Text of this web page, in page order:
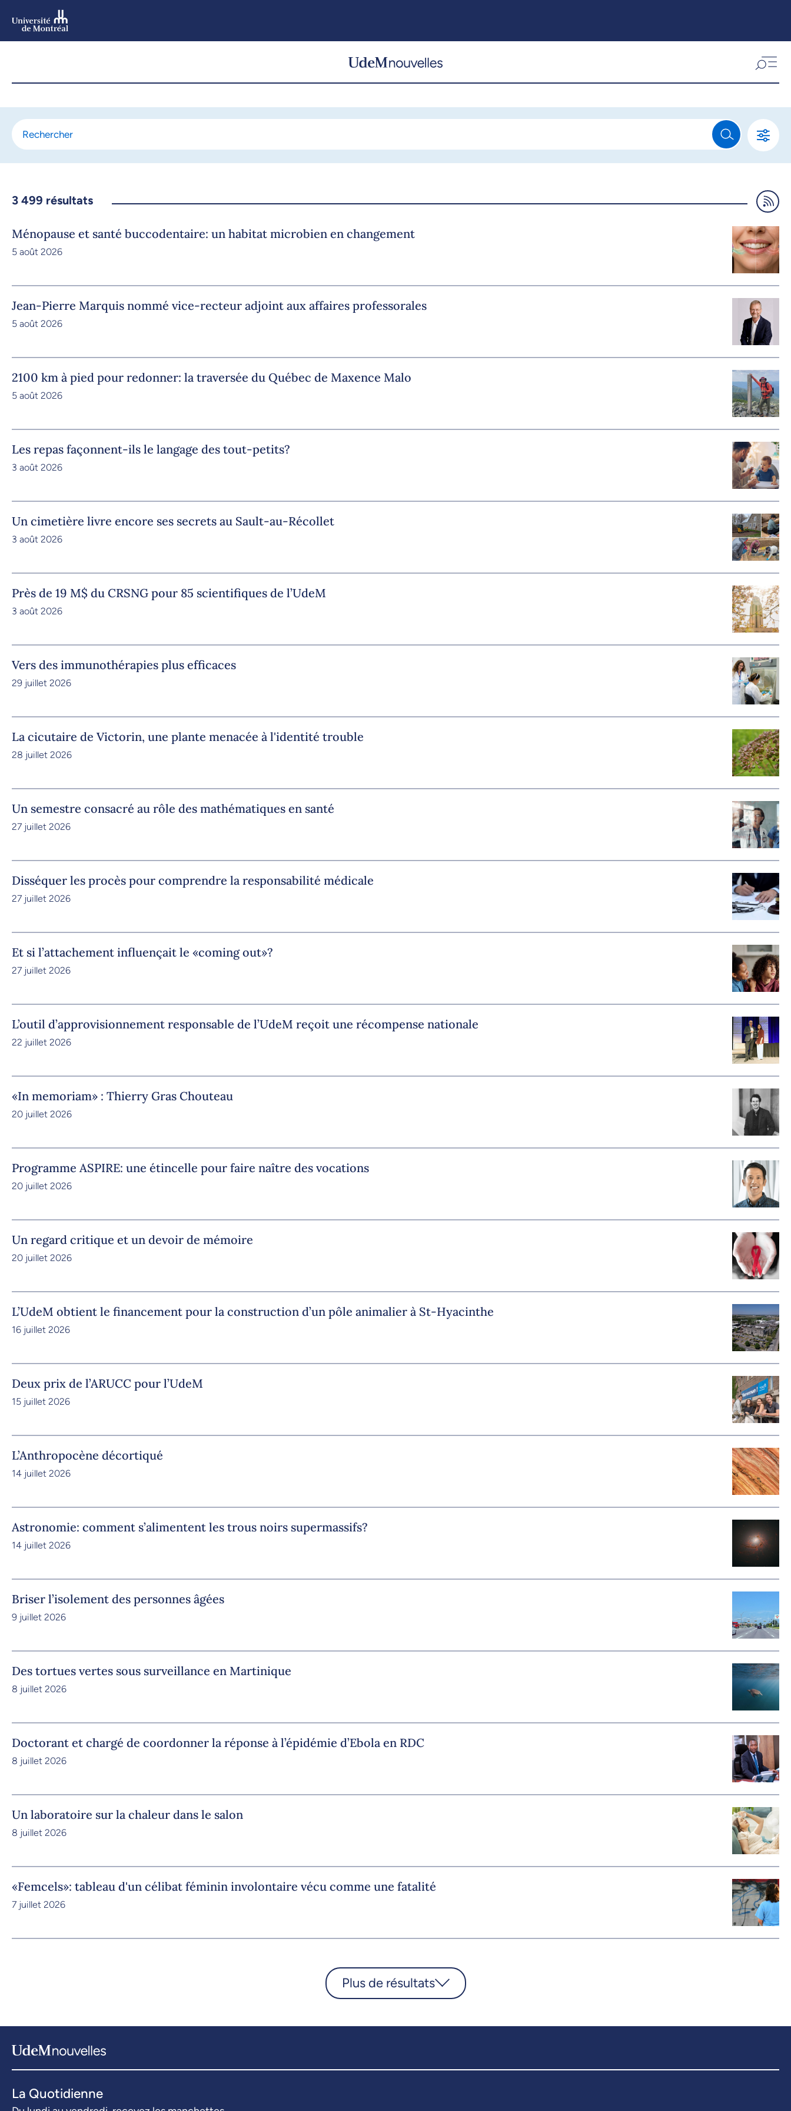
3 499 résultats
Ménopause et santé buccodentaire: un habitat microbien en changement
5 août 2026
Jean-Pierre Marquis nommé vice-recteur adjoint aux affaires professorales
5 août 2026
2100 km à pied pour redonner: la traversée du Québec de Maxence Malo
5 août 2026
Les repas façonnent-ils le langage des tout-petits?
3 août 2026
Un cimetière livre encore ses secrets au Sault-au-Récollet
3 août 2026
Près de 19 M$ du CRSNG pour 85 scientifiques de l’UdeM
3 août 2026
Vers des immunothérapies plus efficaces
29 juillet 2026
La cicutaire de Victorin, une plante menacée à l'identité trouble
28 juillet 2026
Un semestre consacré au rôle des mathématiques en santé
27 juillet 2026
Disséquer les procès pour comprendre la responsabilité médicale
27 juillet 2026
Et si l’attachement influençait le «coming out»?
27 juillet 2026
L’outil d’approvisionnement responsable de l’UdeM reçoit une récompense nationale
22 juillet 2026
«In memoriam» : Thierry Gras Chouteau
20 juillet 2026
Programme ASPIRE: une étincelle pour faire naître des vocations
20 juillet 2026
Un regard critique et un devoir de mémoire
20 juillet 2026
L’UdeM obtient le financement pour la construction d’un pôle animalier à St-Hyacinthe
16 juillet 2026
Deux prix de l’ARUCC pour l’UdeM
15 juillet 2026
L’Anthropocène décortiqué
14 juillet 2026
Astronomie: comment s’alimentent les trous noirs supermassifs?
14 juillet 2026
Briser l’isolement des personnes âgées
9 juillet 2026
Des tortues vertes sous surveillance en Martinique
8 juillet 2026
Doctorant et chargé de coordonner la réponse à l’épidémie d’Ebola en RDC
8 juillet 2026
Un laboratoire sur la chaleur dans le salon
8 juillet 2026
«Femcels»: tableau d'un célibat féminin involontaire vécu comme une fatalité
7 juillet 2026
Plus de résultats
La Quotidienne